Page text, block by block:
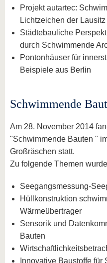
Projekt autartec:
Lichtzeichen der Lausitz
Städtebauliche
durch Schwimmende
Pontonhäuser für
Beispiele aus Berlin
Schwimmende
Am 28. November 2014
"Schwimmende Bauten "
Großräschen statt.
Zu folgende Themen
Seegangsmessung-
Hüllkonstruktion
Wärmeübertrager
Sensorik und
Bauten
Innovative Baustoffe